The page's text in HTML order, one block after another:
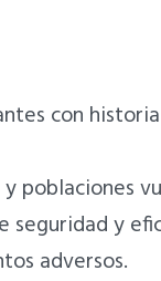
con
poblaciones
seguridad y
adversos.